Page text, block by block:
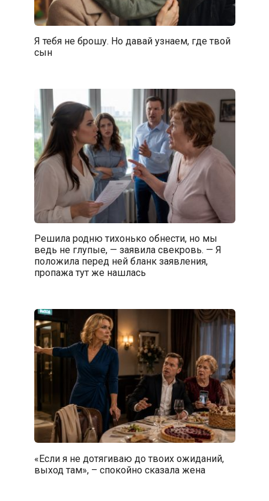
Я тебя не брошу. Но давай узнаем, где твой
сын
Решила родню тихонько обнести, но мы
ведь не глупые, — заявила свекровь. — Я
положила перед ней бланк заявления,
пропажа тут же нашлась
«Если я не дотягиваю до твоих ожиданий,
выход там», – спокойно сказала жена